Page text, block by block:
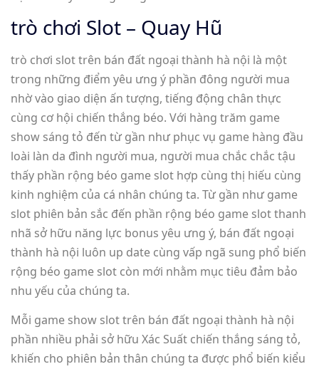
trò chơi Slot – Quay Hũ
trò chơi slot trên bán đất ngoại thành hà nội là một
trong những điểm yêu ưng ý phần đông người mua
nhờ vào giao diện ấn tượng, tiếng động chân thực
cùng cơ hội chiến thắng béo. Với hàng trăm game
show sáng tỏ đến từ gần như phục vụ game hàng đầu
loài làn da đình người mua, người mua chắc chắc tậu
thấy phần rộng béo game slot hợp cùng thị hiếu cùng
kinh nghiệm của cá nhân chúng ta. Từ gần như game
slot phiên bản sắc đến phần rộng béo game slot thanh
nhã sở hữu năng lực bonus yêu ưng ý, bán đất ngoại
thành hà nội luôn up date cùng vấp ngã sung phổ biến
rộng béo game slot còn mới nhằm mục tiêu đảm bảo
nhu yếu của chúng ta.
Mỗi game show slot trên bán đất ngoại thành hà nội
phần nhiều phải sở hữu Xác Suất chiến thắng sáng tỏ,
khiến cho phiên bản thân chúng ta được phổ biến kiểu